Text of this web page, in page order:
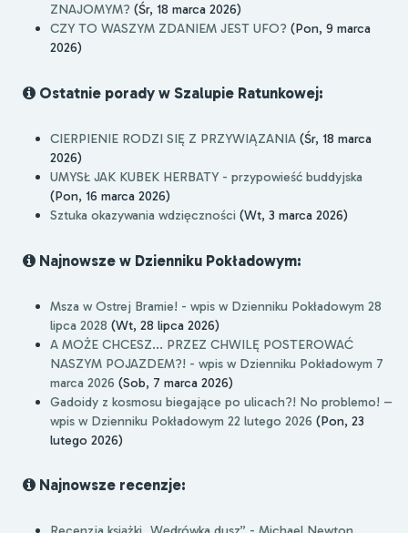
ZNAJOMYM? (Śr, 18 marca 2026)
CZY TO WASZYM ZDANIEM JEST UFO? (Pon, 9 marca
2026)
Ostatnie porady w Szalupie Ratunkowej:
CIERPIENIE RODZI SIĘ Z PRZYWIĄZANIA (Śr, 18 marca
2026)
UMYSŁ JAK KUBEK HERBATY - przypowieść buddyjska
(Pon, 16 marca 2026)
Sztuka okazywania wdzięczności (Wt, 3 marca 2026)
Najnowsze w Dzienniku Pokładowym:
Msza w Ostrej Bramie! - wpis w Dzienniku Pokładowym 28
lipca 2028 (Wt, 28 lipca 2026)
A MOŻE CHCESZ... PRZEZ CHWILĘ POSTEROWAĆ
NASZYM POJAZDEM?! - wpis w Dzienniku Pokładowym 7
marca 2026 (Sob, 7 marca 2026)
Gadoidy z kosmosu biegające po ulicach?! No problemo! –
wpis w Dzienniku Pokładowym 22 lutego 2026 (Pon, 23
lutego 2026)
Najnowsze recenzje: